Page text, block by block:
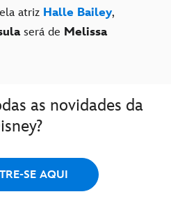
atriz Halle Bailey,
será de Melissa
as novidades da
SE AQUI